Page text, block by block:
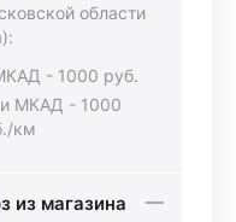
области
- 1000 руб.
МКАД - 1000
км
из магазина